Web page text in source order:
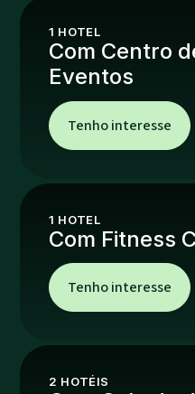
1 HOTEL
Com Centro
Eventos
Tenho interesse
1 HOTEL
Com Fitness
Tenho interesse
2 HOTÉIS